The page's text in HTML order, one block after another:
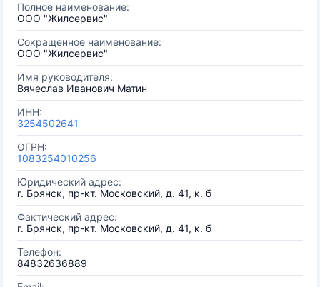
Полное наименование:
ООО "Жилсервис"
Сокращенное наименование:
ООО "Жилсервис"
Имя руководителя:
Вячеслав Иванович Матин
ИНН:
3254502641
ОГРН:
1083254010256
Юридический адрес:
г. Брянск, пр-кт. Московский, д. 41, к. б
Фактический адрес:
г. Брянск, пр-кт. Московский, д. 41, к. б
Телефон:
84832636889